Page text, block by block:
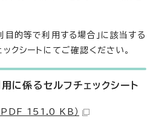
目的等で利用する場合」に該当する
クシートにてご確認ください。
に係るセルフチェックシート
PDF 151.0 KB）